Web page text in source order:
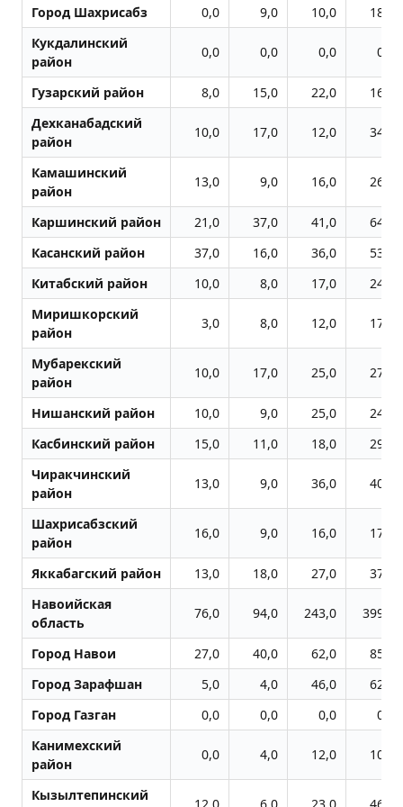
Город Шахрисабз 0,0 9,0 10,0
18,0
Кукдалинский
район
0,0 0,0 0,0 0,0
Гузарский район 8,0 15,0 22,0
16,0
Дехканабадский
район
10,0 17,0 12,0 34,0
Камашинский
район
13,0 9,0 16,0 26,0
Каршинский район 21,0 37,0 41,0
64,0
Касанский район
37,0 16,0 36,0
53,0
Китабский район
10,0 8,0 17,0
24,0
Миришкорский
район
3,0 8,0 12,0 17,0
Мубарекский
район
10,0 17,0 25,0 27,0
Нишанский район 10,0 9,0 25,0
24,0
Касбинский район
15,0 11,0 18,0
29,0
Чиракчинский
район
13,0 9,0 36,0 40,0
Шахрисабзский
район
16,0 9,0 16,0 17,0
Яккабагский район 13,0 18,0 27,0
37,0
Навоийская
область
76,0 94,0 243,0 399,0
Город Навои 27,0 40,0 62,0
85,0
Город Заpафшан
5,0 4,0 46,0
62,0
Город Газган
0,0 0,0 0,0
0,0
Канимехский
район
0,0 4,0 12,0 10,0
Кызылтепинский